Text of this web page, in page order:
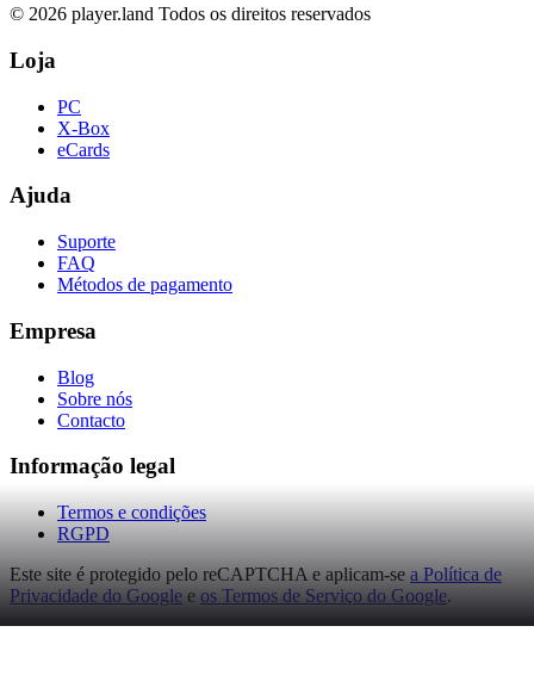
© 2026 player.land Todos os direitos reservados
Loja
PC
X-Box
eCards
Ajuda
Suporte
FAQ
Métodos de pagamento
Empresa
Blog
Sobre nós
Contacto
Informação legal
Termos e condições
RGPD
Este site é protegido pelo reCAPTCHA e aplicam-se a Política de
Privacidade do Google e os Termos de Serviço do Google.